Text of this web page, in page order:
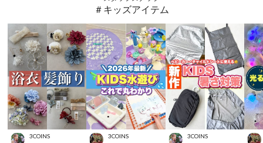
＃キッズアイテム
3COINS 3COINS 3COINS